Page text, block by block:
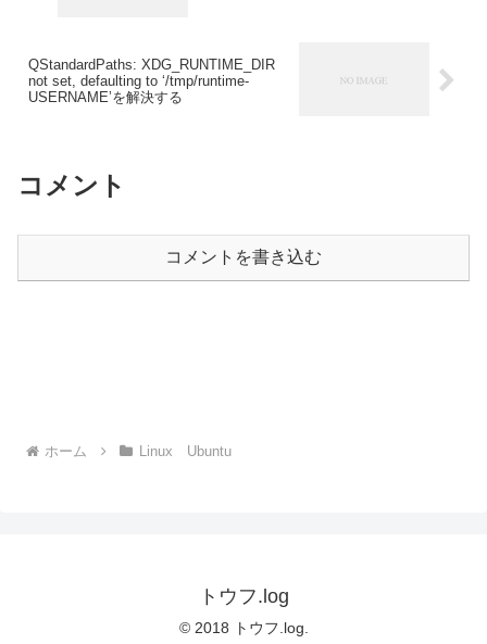
QStandardPaths: XDG_RUNTIME_DIR
not set, defaulting to ‘/tmp/runtime-
USERNAME’を解決する
コメント
コメントを書き込む
ホーム Linux Ubuntu
トウフ.log
© 2018 トウフ.log.